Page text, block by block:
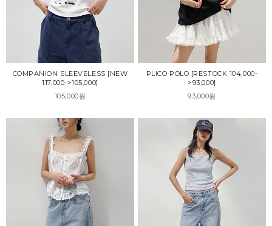
COMPANION SLEEVELESS [NEW
117,000->105,000]
105,000원
PLICO POLO [RESTOCK 104,000-
>93,000]
93,000원